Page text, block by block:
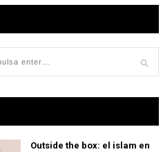
Outside the box: el islam en